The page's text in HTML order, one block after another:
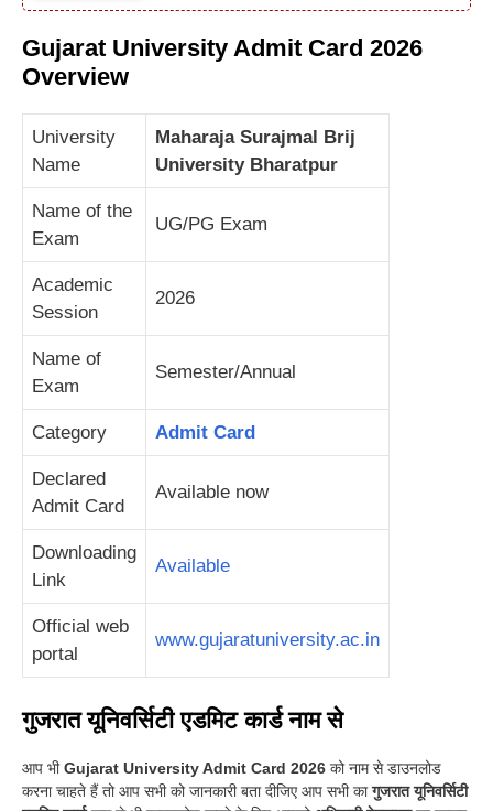
Gujarat University Admit Card 2026
Overview
University
Name
Maharaja Surajmal Brij
University Bharatpur
Name of the
Exam
UG/PG Exam
Academic
Session
2026
Name of
Exam
Semester/Annual
Category Admit Card
Declared
Admit Card
Available now
Downloading
Link
Available
Official web
portal
www.gujaratuniversity.ac.in
गुजरात यूनिवर्सिटी एडमिट कार्ड नाम से
आप भीGujarat University Admit Card 2026 को नाम से डाउनलोड
करना चाहते हैं तो आप सभी को जानकारी बता दीजिए आप सभी कागुजरात यूनिवर्सिटी